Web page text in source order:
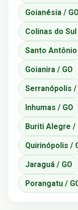
Goianésia /
Colinas do Sul
Santo
Goianira / GO
Serranópolis /
Inhumas / GO
Buriti Alegre /
Quirinópolis /
Jaraguá / GO
Porangatu /